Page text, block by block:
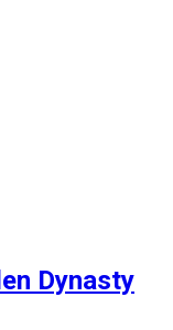
Dynasty